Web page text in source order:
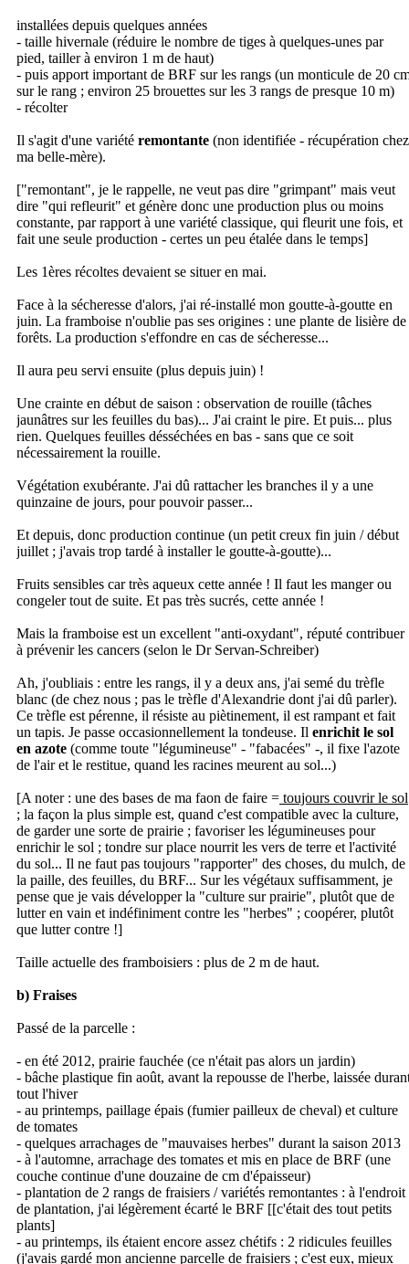
installées depuis quelques années
- taille hivernale (réduire le nombre de tiges à quelques-unes par
pied, tailler à environ 1 m de haut)
- puis apport important de BRF sur les rangs (un monticule de 20
sur le rang ; environ 25 brouettes sur les 3 rangs de presque 10 m)
- récolter
Il s'agit d'une variété remontante (non identifiée - récupération chez
ma belle-mère).
["remontant", je le rappelle, ne veut pas dire "grimpant" mais veut
dire "qui refleurit" et génère donc une production plus ou moins
constante, par rapport à une variété classique, qui fleurit une fois, et
fait une seule production - certes un peu étalée dans le temps]
Les 1ères récoltes devaient se situer en mai.
Face à la sécheresse d'alors, j'ai ré-installé mon goutte-à-goutte en
juin. La framboise n'oublie pas ses origines : une plante de lisière de
forêts. La production s'effondre en cas de sécheresse...
Il aura peu servi ensuite (plus depuis juin) !
Une crainte en début de saison : observation de rouille (tâches
jaunâtres sur les feuilles du bas)... J'ai craint le pire. Et puis... plus
rien. Quelques feuilles désséchées en bas - sans que ce soit
nécessairement la rouille.
Végétation exubérante. J'ai dû rattacher les branches il y a une
quinzaine de jours, pour pouvoir passer...
Et depuis, donc production continue (un petit creux fin juin / début
juillet ; j'avais trop tardé à installer le goutte-à-goutte)...
Fruits sensibles car très aqueux cette année ! Il faut les manger ou
congeler tout de suite. Et pas très sucrés, cette année !
Mais la framboise est un excellent "anti-oxydant", réputé contribuer
à prévenir les cancers (selon le Dr Servan-Schreiber)
Ah, j'oubliais : entre les rangs, il y a deux ans, j'ai semé du trèfle
blanc (de chez nous ; pas le trèfle d'Alexandrie dont j'ai dû parler).
Ce trèfle est pérenne, il résiste au piètinement, il est rampant et fait
un tapis. Je passe occasionnellement la tondeuse. Il enrichit le sol
en azote (comme toute "légumineuse" - "fabacées" -, il fixe l'azote
de l'air et le restitue, quand les racines meurent au sol...)
[A noter : une des bases de ma faon de faire = toujours couvrir le sol
; la façon la plus simple est, quand c'est compatible avec la culture,
de garder une sorte de prairie ; favoriser les légumineuses pour
enrichir le sol ; tondre sur place nourrit les vers de terre et l'activité
du sol... Il ne faut pas toujours "rapporter" des choses, du mulch, de
la paille, des feuilles, du BRF... Sur les végétaux suffisamment, je
pense que je vais développer la "culture sur prairie", plutôt que de
lutter en vain et indéfiniment contre les "herbes" ; coopérer, plutôt
que lutter contre !]
Taille actuelle des framboisiers : plus de 2 m de haut.
b) Fraises
Passé de la parcelle :
- en été 2012, prairie fauchée (ce n'était pas alors un jardin)
- bâche plastique fin août, avant la repousse de l'herbe, laissée
tout l'hiver
- au printemps, paillage épais (fumier pailleux de cheval) et culture
de tomates
- quelques arrachages de "mauvaises herbes" durant la saison 2013
- à l'automne, arrachage des tomates et mis en place de BRF (une
couche continue d'une douzaine de cm d'épaisseur)
- plantation de 2 rangs de fraisiers / variétés remontantes : à l'endroit
de plantation, j'ai légèrement écarté le BRF [[c'était des tout petits
plants]
- au printemps, ils étaient encore assez chétifs : 2 ridicules feuilles
(j'avais gardé mon ancienne parcelle de fraisiers ; c'est eux, mieux